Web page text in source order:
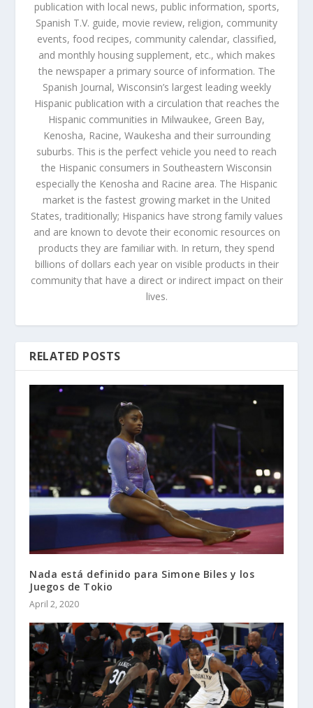
publication with local news, public information, sports,
Spanish T.V. guide, movie review, religion, community
events, food recipes, community calendar, classified,
and monthly housing supplement, etc., which makes
the newspaper a primary source of information. The
Spanish Journal, Wisconsin’s largest leading weekly
Hispanic publication with a circulation that reaches the
Hispanic communities in Milwaukee, Green Bay,
Kenosha, Racine, Waukesha and their surrounding
suburbs. This is the perfect vehicle you need to reach
the Hispanic consumers in Southeastern Wisconsin
especially the Kenosha and Racine area. The Hispanic
market is the fastest growing market in the United
States, traditionally; Hispanics have strong family values
and are known to devote their economic resources on
products they are familiar with. In return, they spend
billions of dollars each year on visible products in their
community that have a direct or indirect impact on their
lives.
RELATED POSTS
Nada está definido para Simone Biles y los
Juegos de Tokio
April 2, 2020